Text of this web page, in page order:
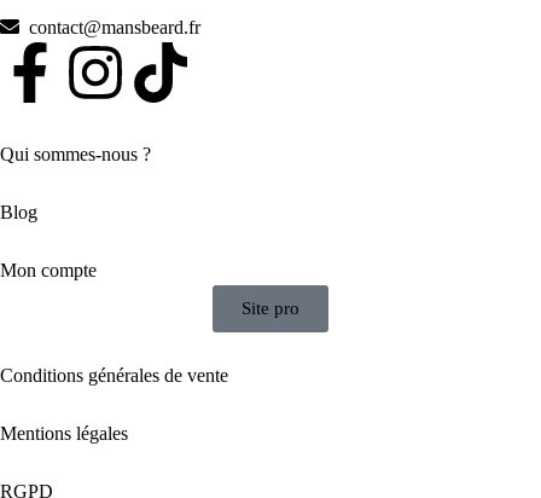
contact@mansbeard.fr
Qui sommes-nous ?
Blog
Mon compte
Site pro
Conditions générales de vente
Mentions légales
RGPD